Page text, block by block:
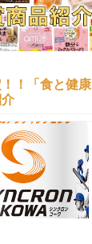
！「食と健